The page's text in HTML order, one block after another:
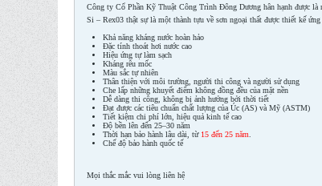
Công ty Cổ Phần Kỹ Thuật Công Trình Đông Dương hân hạnh được
Si – Rex03 thật sự là một thành tựu về sơn ngoại thất được thiết kế
Khả năng kháng nước hoàn hảo
Đặc tính thoát hơi nước cao
Hiệu ứng tự làm sạch
Kháng rêu mốc
Màu sắc tự nhiên
Thân thiện với môi trường, người thi công và người sử dụng
Che lấp những khuyết điểm không đồng đều của mặt nền
Dễ dàng thi công, không bị ảnh hưởng bởi thời tiết
Đạt được các tiêu chuẩn chất lượng của Úc (AS) và Mỹ (ASTM)
Tiết kiệm chi phí lớn, hiệu quả kinh tế cao
Độ bền lên đến 25–30 năm
Thời hạn bảo hành lâu dài, từ 15 đến 25 năm
Chế độ bảo hành quốc tế
Mọi thắc mắc vui lòng liên hệ